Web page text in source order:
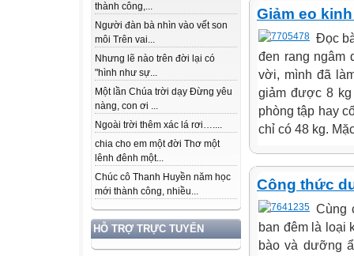
thành công,...
Người đàn bà nhìn vào vết son
môi Trên vai...
Nhưng lẽ nào trên đời lại có
"hình như sự...
Một lần Chúa trời dạy Đừng yêu
nàng, con ơi ...
Ngoài trời thêm xác lá rơi…....
chia cho em một đời Thơ một
lênh đênh một...
Chúc cô Thanh Huyền năm học
mới thành công, nhiều...
HỖ TRỢ TRỰC TUYẾN
Giảm eo
Đọc
đen rang ngâm
vời, mình đã
giảm được 8 kg
phòng tập hay
chỉ có 48 kg.
Công thức
Cùng
ban đêm là loại
bào và dưỡng